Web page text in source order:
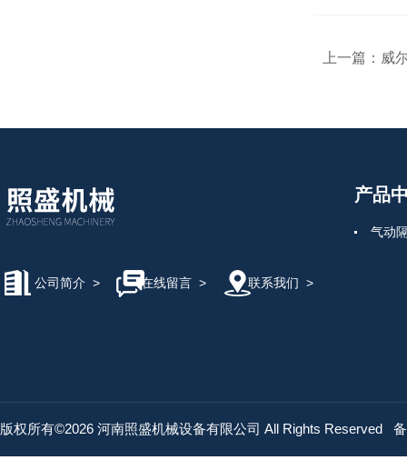
上一篇： 威
公司简介 > 在线留言 > 联系我们 >
产品
气动
版权所有©2026 河南照盛机械设备有限公司 All Rights Reserved